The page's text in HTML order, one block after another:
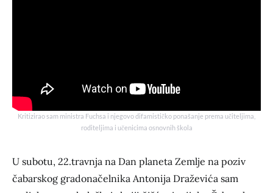
Kritizirao sam ministra Fuchsa i njegovo difamističko ponašanje prema učiteljima,
roditeljima i učenicima osnovnih škola
U subotu, 22.travnja na Dan planeta Zemlje na poziv
čabarskog gradonačelnika Antonija Draževića sam